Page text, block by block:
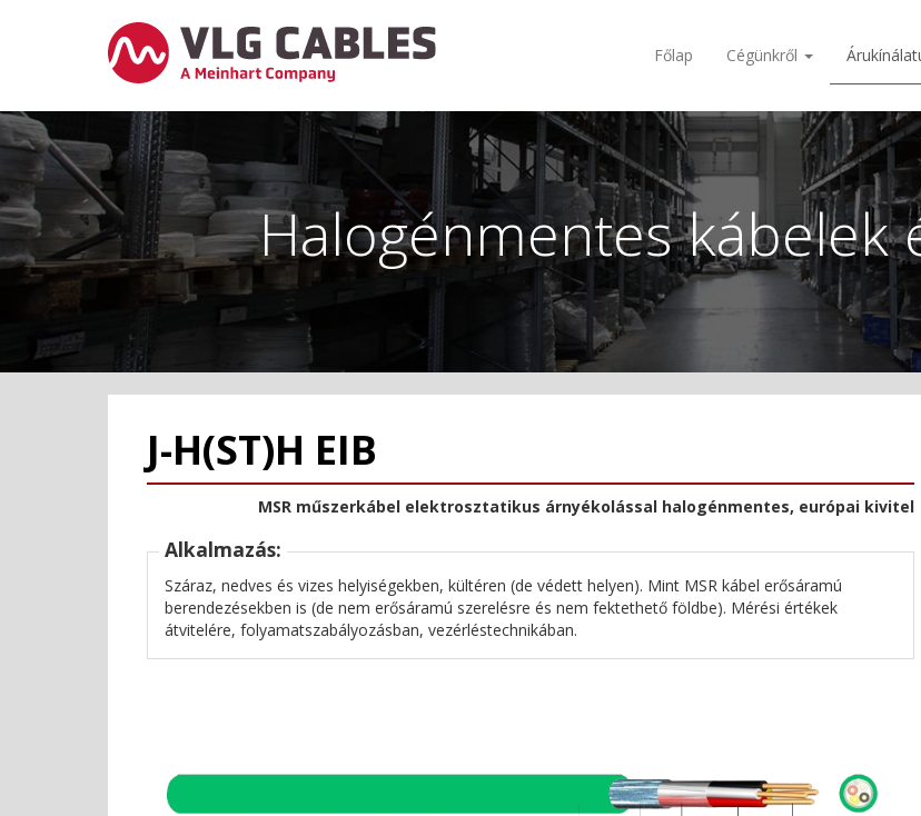
Főlap Cégünkről
Halogénmentes kábelek
J-H(ST)H EIB
MSR műszerkábel elektrosztatikus árnyékolással halogénmentes, európai kivitel
Alkalmazás:
Száraz, nedves és vizes helyiségekben, kültéren (de védett helyen). Mint MSR kábel erősáramú
berendezésekben is (de nem erősáramú szerelésre és nem fektethető földbe). Mérési értékek
átvitelére, folyamatszabályozásban, vezérléstechnikában.